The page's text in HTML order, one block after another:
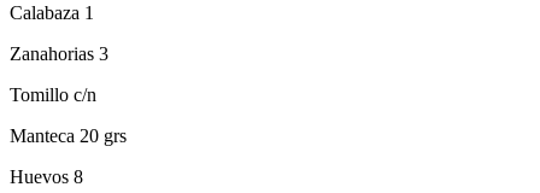
Calabaza 1
Zanahorias 3
Tomillo c/n
Manteca 20 grs
Huevos 8